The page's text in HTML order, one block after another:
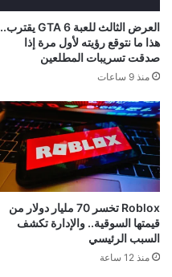
العرض الثالث للعبة GTA 6 يقترب..
هذا ما نتوقع رؤيته لأول مرة إذا
صدقت تسريبات المطلعين
منذ 9 ساعات
Roblox تخسر 70 مليار دولار من
قيمتها السوقية.. والإدارة تكشف
السبب الرئيسي
منذ 12 ساعة